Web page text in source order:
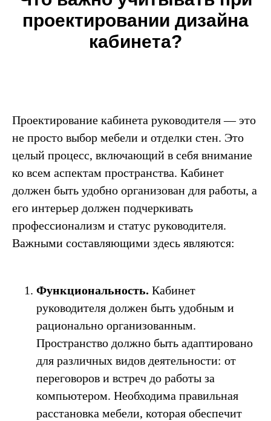
проектировании дизайна
кабинета?
Проектирование кабинета руководителя — это
не просто выбор мебели и отделки стен. Это
целый процесс, включающий в себя внимание
ко всем аспектам пространства. Кабинет
должен быть удобно организован для работы, а
его интерьер должен подчеркивать
профессионализм и статус руководителя.
Важными составляющими здесь являются:
Функциональность. Кабинет
руководителя должен быть удобным и
рационально организованным.
Пространство должно быть адаптировано
для различных видов деятельности: от
переговоров и встреч до работы за
компьютером. Необходима правильная
расстановка мебели, которая обеспечит